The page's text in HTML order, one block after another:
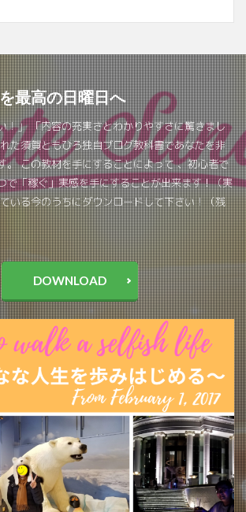
最高の日曜日へ
！」 「内容の充実さとわかりやすさに驚きまし
た須賀ともひろ独自ブログ教科書であなたを非
。 この教材を手にすることによって 、初心者で
で「稼ぐ」実感を手にすることが出来ます！（実
いる今のうちにダウンロードして下さい！（残
DOWNLOAD